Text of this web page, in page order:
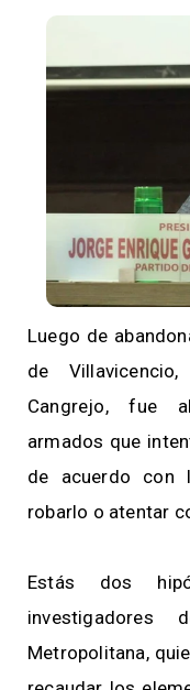
Luego de
de
Cangrejo, fue
armados que
de acuerdo con
robarlo o atentar
Estás dos
Metropolitana,